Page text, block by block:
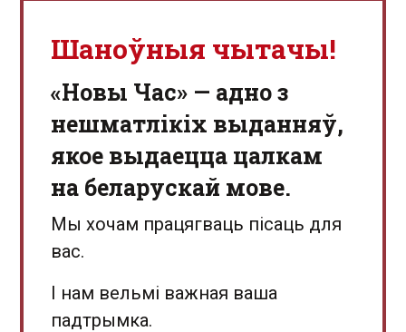
Шаноўныя чытачы!
«Новы Час» — адно з
нешматлікіх выданняў,
якое выдаецца цалкам
на беларускай мове.
Мы хочам працягваць пісаць для
вас.
І нам вельмі важная ваша
падтрымка.